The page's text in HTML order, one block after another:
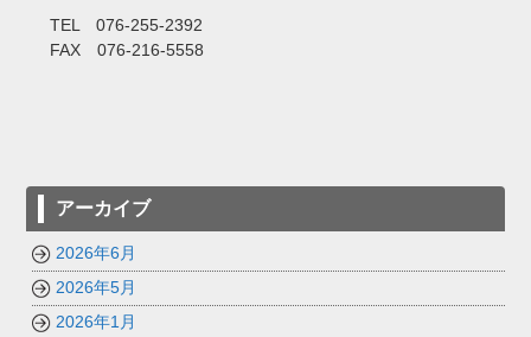
TEL 076-255-2392
FAX 076-216-5558
アーカイブ
2026年6月
2026年5月
2026年1月